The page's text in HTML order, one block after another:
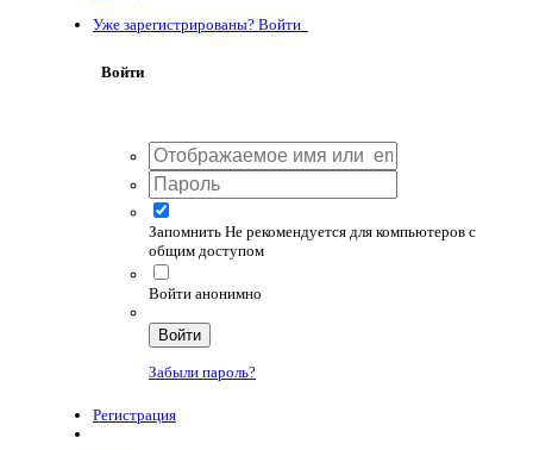
Уже зарегистрированы? Войти
Войти
Запомнить Не рекомендуется для компьютеров с
общим доступом
Войти анонимно
Войти
Забыли пароль?
Регистрация